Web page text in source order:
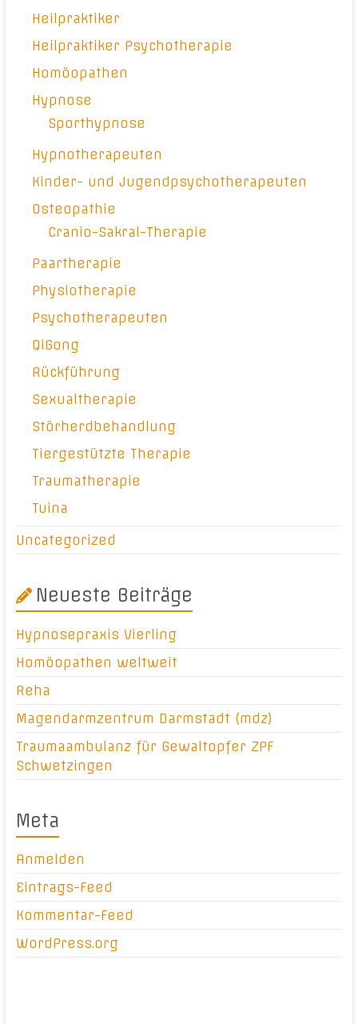
Heilpraktiker
Heilpraktiker Psychotherapie
Homöopathen
Hypnose
Sporthypnose
Hypnotherapeuten
Kinder- und Jugendpsychotherapeuten
Osteopathie
Cranio-Sakral-Therapie
Paartherapie
Physiotherapie
Psychotherapeuten
QiGong
Rückführung
Sexualtherapie
Störherdbehandlung
Tiergestützte Therapie
Traumatherapie
Tuina
Uncategorized
Neueste Beiträge
Hypnosepraxis Vierling
Homöopathen weltweit
Reha
Magendarmzentrum Darmstadt (mdz)
Traumaambulanz für Gewaltopfer ZPF
Schwetzingen
Meta
Anmelden
Eintrags-Feed
Kommentar-Feed
WordPress.org